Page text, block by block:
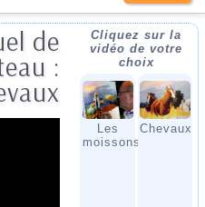
de
:
Cliquez sur la
vidéo de votre
choix
Les
moissons
Chevaux